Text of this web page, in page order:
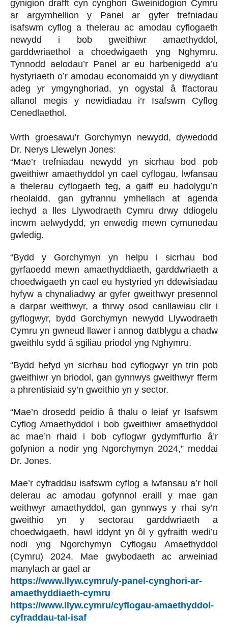
gynigion drafft cyn cynghori Gweinidogion Cymru
ar argymhellion y Panel ar gyfer trefniadau
isafswm cyflog a thelerau ac amodau cyflogaeth
newydd i bob gweithiwr amaethyddol,
garddwriaethol a choedwigaeth yng Nghymru.
Tynnodd aelodau’r Panel ar eu harbenigedd a’u
hystyriaeth o’r amodau economaidd yn y diwydiant
adeg yr ymgynghoriad, yn ogystal â ffactorau
allanol megis y newidiadau i’r Isafswm Cyflog
Cenedlaethol.
Wrth groesawu'r Gorchymyn newydd, dywedodd
Dr. Nerys Llewelyn Jones:
“Mae’r trefniadau newydd yn sicrhau bod pob
gweithiwr amaethyddol yn cael cyflogau, lwfansau
a thelerau cyflogaeth teg, a gaiff eu hadolygu’n
rheolaidd, gan gyfrannu ymhellach at agenda
iechyd a lles Llywodraeth Cymru drwy ddiogelu
incwm aelwydydd, yn enwedig mewn cymunedau
gwledig.
“Bydd y Gorchymyn yn helpu i sicrhau bod
gyrfaoedd mewn amaethyddiaeth, garddwriaeth a
choedwigaeth yn cael eu hystyried yn ddewisiadau
hyfyw a chynaliadwy ar gyfer gweithwyr presennol
a darpar weithwyr, a thrwy osod canllawiau clir i
gyflogwyr, bydd Gorchymyn newydd Llywodraeth
Cymru yn gwneud llawer i annog datblygu a chadw
gweithlu sydd â sgiliau priodol yng Nghymru.
“Bydd hefyd yn sicrhau bod cyflogwyr yn trin pob
gweithiwr yn briodol, gan gynnwys gweithwyr fferm
a phrentisiaid sy’n gweithio yn y sector.
“Mae’n drosedd peidio â thalu o leiaf yr Isafswm
Cyflog Amaethyddol i bob gweithiwr amaethyddol
ac mae’n rhaid i bob cyflogwr gydymffurfio â’r
gofynion a nodir yng Ngorchymyn 2024,” meddai
Dr. Jones.
Mae’r cyfraddau isafswm cyflog a lwfansau a’r holl
delerau ac amodau gofynnol eraill y mae gan
weithwyr amaethyddol, gan gynnwys y rhai sy’n
gweithio yn y sectorau garddwriaeth a
choedwigaeth, hawl iddynt yn ôl y gyfraith wedi’u
nodi yng Ngorchymyn Cyflogau Amaethyddol
(Cymru) 2024. Mae gwybodaeth ac arweiniad
manylach ar gael ar
https://www.llyw.cymru/y-panel-cynghori-ar-
amaethyddiaeth-cymru
https://www.llyw.cymru/cyflogau-amaethyddol-
cyfraddau-tal-isaf